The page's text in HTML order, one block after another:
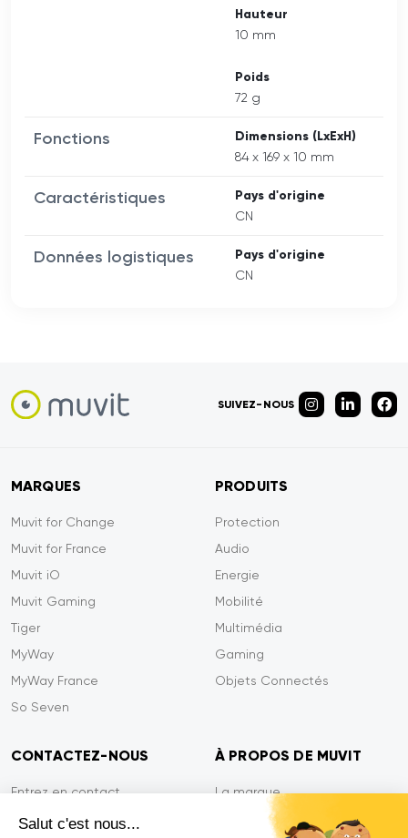
Salut c'est nous...
Hauteur
10 mm
Poids
72 g
Fonctions Dimensions (LxExH)
84 x 169 x 10 mm
Caractéristiques Pays d'origine
CN
Données logistiques Pays d'origine
CN
SUIVEZ-NOUS
MARQUES
Muvit for Change
Muvit for France
Muvit iO
Muvit Gaming
Tiger
MyWay
MyWay France
So Seven
PRODUITS
Protection
Audio
Energie
Mobilité
Multimédia
Gaming
Objets Connectés
CONTACTEZ-NOUS
Entrez en contact
Paiement sécurisé
À PROPOS DE MUVIT
La marque